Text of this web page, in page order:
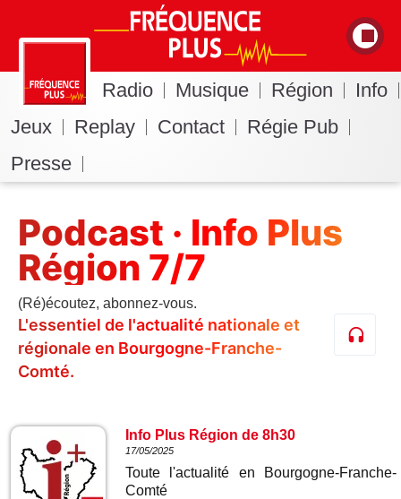
Radio Musique Région
Info
Jeux
Replay Contact
Régie Pub
Presse
Podcast · Info Plus
Région 7/7
(Ré)écoutez, abonnez-vous.
L'essentiel de l'actualité nationale et
régionale en Bourgogne-Franche-
Comté.
Info Plus Région de 8h30
17/05/2025
Toute l'actualité en Bourgogne-Franche-
Comté